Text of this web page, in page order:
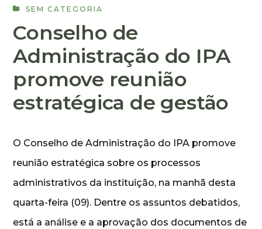
SEM CATEGORIA
Conselho de
Administração do IPA
promove reunião
estratégica de gestão
O Conselho de Administração do IPA promove
reunião estratégica sobre os processos
administrativos da instituição, na manhã desta
quarta-feira (09). Dentre os assuntos debatidos,
está a análise e a aprovação dos documentos de